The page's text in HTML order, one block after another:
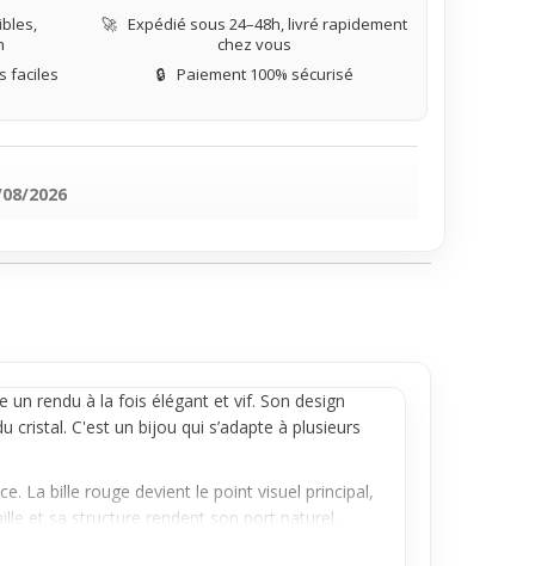
🚀 Expédié sous 24–48h, livré rapidement
chez vous
faciles
🔒 Paiement 100% sécurisé
2026
un rendu à la fois élégant et vif. Son design
C'est un bijou qui s’adapte à plusieurs
La bille rouge devient le point visuel principal,
et sa structure rendent son port naturel,